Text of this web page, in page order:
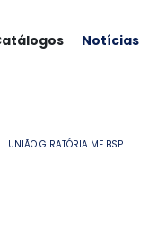
Notícias
UNIÃO GIRATÓRIA MF BSP